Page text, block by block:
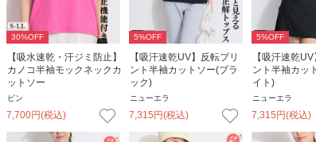
30%OFF
【吸水速乾・汗ジミ防止】
カノコ半袖モックネックカ
ットソー
ピン
7,700円(税込)
5%OFF
【吸汗速乾UV】反転プリ
ント半袖カットソー(ブラ
ック)
ニューエラ
7,315 円(税込)
5%OFF
【吸汗速乾
ント半袖カッ
イト)
ニューエラ
7,315 円(税込)